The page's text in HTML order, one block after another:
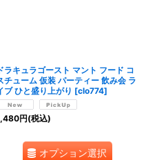
ラキュラゴースト マント フード コ
チューム 仮装 パーティー 飲み会 ラ
ブ ひと盛り上がり [clo774]
円(税込)
オプション選択